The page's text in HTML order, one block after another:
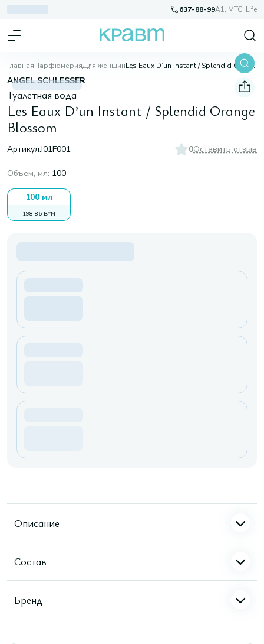
637-88-99A1, МТС, Life
ГлавнаяПарфюмерияДля женщин Les Eaux D’un Instant / Splendid Orange Blossom
ANGEL SCHLESSER
Туалетная вода
Les Eaux D’un Instant / Splendid Orange
Blossom
Артикул:I01F001 0Оставить отзыв
Объем, мл: 100
100 мл
198,86 BYN
Описание
Состав
Бренд